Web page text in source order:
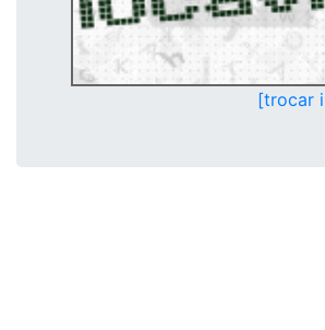
[trocar